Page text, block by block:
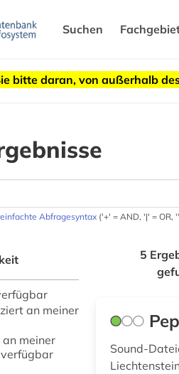
Suchen
bitte daran, von außerhalb
Abfragesyntax ('+' = AND, '|' = OR,
an meiner
an meiner
5
Sound-